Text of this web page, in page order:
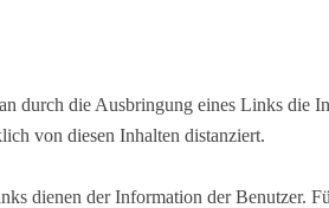
durch die Ausbringung eines Links die
von diesen Inhalten distanziert.
dienen der Information der Benutzer.